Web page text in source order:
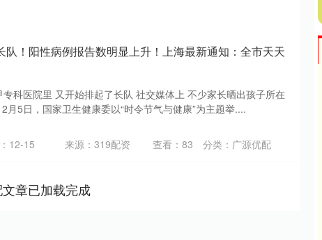
队！阳性病例报告数明显上升！上海最新通知：全市天天
科医院里 又开始排起了长队 社交媒体上 不少家长晒出孩子所在
月5日，国家卫生健康委以“时令节气与健康”为主题举....
12-15 来源：319配资 查看： 83 分类： 广源优配
章已加载完成